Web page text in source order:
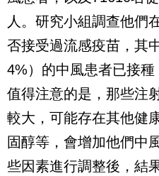
人。研究小組調查他們
否接受過流感疫苗，其
4%）的中風患者已接種
值得注意的是，那些注
較大，可能存在其他健
固醇等，會增加他們中
些因素進行調整後，結